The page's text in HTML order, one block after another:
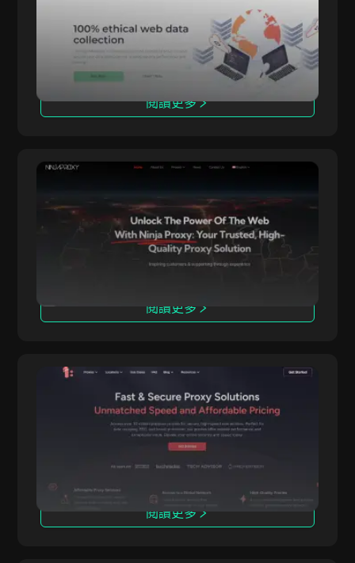
義大利
拉脱维亚
盧森堡
葡萄牙
韓國
法國
羅馬尼亞
YouTube
TamilYogi
住宅代理網絡，提供全球IP覆蓋、精確的地理定位
和無與倫比的可靠性。以頂級的性能和合規性為核
心，Massive助力企業提升匿名性、擴展業務並安
全地訪問關鍵數據。我們的代理與反檢測瀏覽器無
縫整合，確保在各種使用場景下有效且不可檢測的
在線活動。
閱讀更多
NinjaProxy
NinjaProxy 是一家受歡迎的服務提供商，已有超
過10年的歷史，為匿名訪問網絡提供高品質代理服
務。其全球網絡覆蓋50多個地理位置，作為其數據
中心、住宅和移動代理的支撐。
閱讀更多
IpnProxy
IpnProxy.com 在提供安全高效的網路抓取、數據
收集和匿名瀏覽服務方面，憑藉其出色的穩定性，
成為企業和個人用戶的首選。IpnProxy.com 提供
多種功能，滿足各種需求，是值得您關注的頂級代
閱讀更多